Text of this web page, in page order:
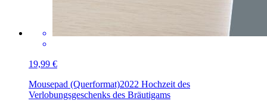
19,99 €
Mousepad (Querformat)2022 Hochzeit des
Verlobungsgeschenks des Bräutigams